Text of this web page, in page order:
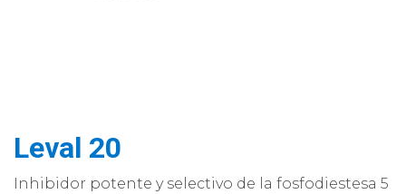
Leval 20
Inhibidor potente y selectivo de la fosfodiestesa 5